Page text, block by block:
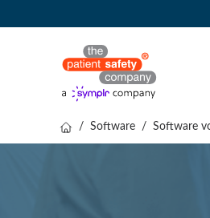
/ Software / Software